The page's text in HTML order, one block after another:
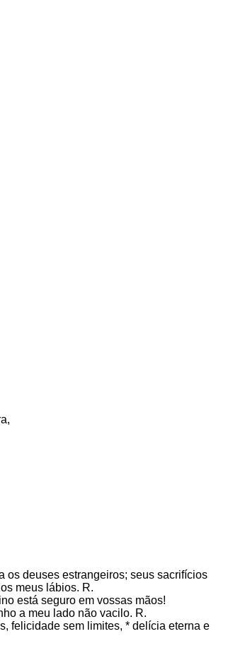
os deuses estrangeiros; seus sacrifícios
meus lábios. R.
está seguro em vossas mãos!
a meu lado não vacilo. R.
felicidade sem limites, * delícia eterna e